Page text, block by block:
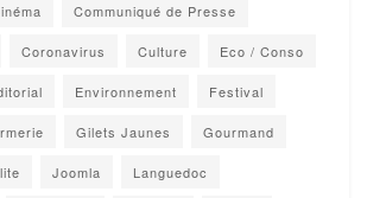
Communiqué de Presse
Coronavirus Culture Eco / Conso
Environnement Festival
Gilets Jaunes Gourmand
Joomla Languedoc